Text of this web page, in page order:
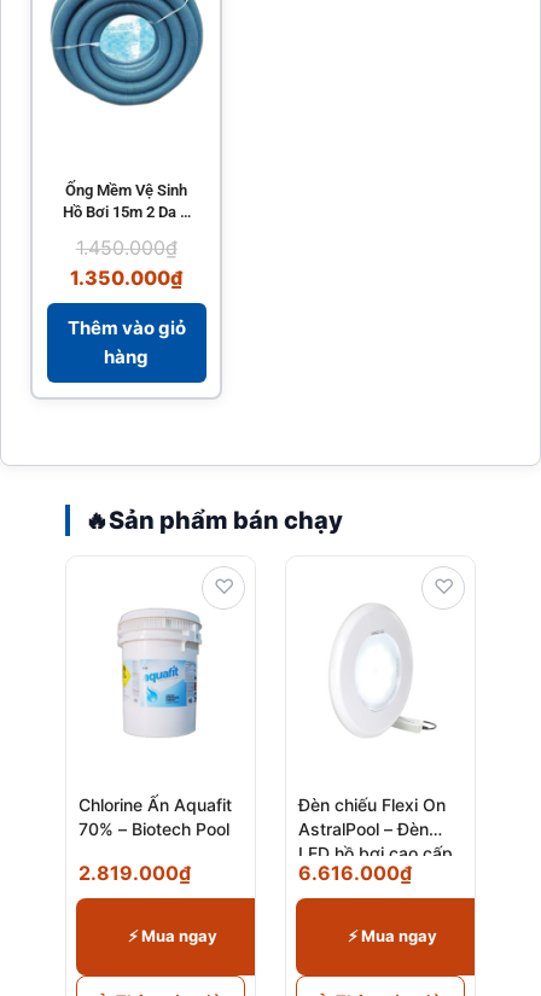
Ống Mềm Vệ Sinh
Hồ Bơi 15m 2 Da –
1.450.000₫
1.350.000₫
Thêm vào giỏ
hàng
🔥Sản phẩm bán chạy
Chlorine Ấn Aquafit
70% – Biotech Pool
2.819.000₫
⚡ Mua ngay
♡
Đèn chiếu Flexi On
AstralPool – Đèn
LED hồ bơi cao cấp
chính hãng
6.616.000₫
⚡ Mua ngay
♡